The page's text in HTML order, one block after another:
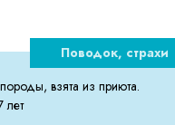
взята из приюта.
лет
Поводок, страхи